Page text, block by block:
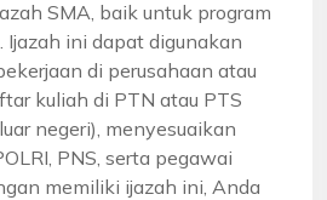
SMA, baik untuk program
Ijazah ini dapat digunakan
di perusahaan atau
kuliah di PTN atau PTS
negeri), menyesuaikan
PNS, serta pegawai
memiliki ijazah ini, Anda